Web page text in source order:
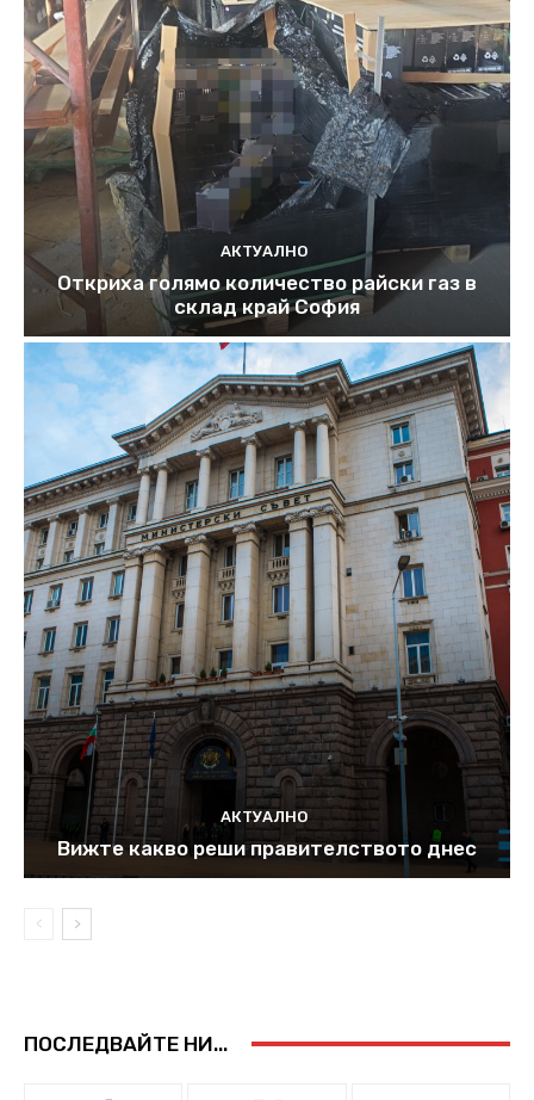
АКТУАЛНО
Откриха голямо количество райски газ в
склад край София
АКТУАЛНО
Вижте какво реши правителството днес
ПОСЛЕДВАЙТЕ НИ...